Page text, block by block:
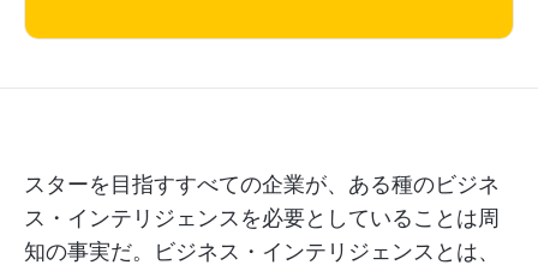
スターを目指すすべての企業が、ある種のビジネ
ス・インテリジェンスを必要としていることは周
知の事実だ。ビジネス・インテリジェンスとは、